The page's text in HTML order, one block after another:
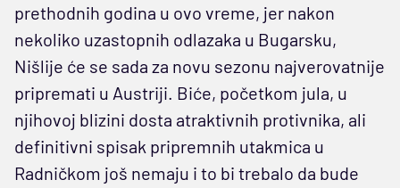
prethodnih godina u ovo vreme, jer nakon
nekoliko uzastopnih odlazaka u Bugarsku,
Nišlije će se sada za novu sezonu najverovatnije
pripremati u Austriji. Biće, početkom jula, u
njihovoj blizini dosta atraktivnih protivnika, ali
definitivni spisak pripremnih utakmica u
Radničkom još nemaju i to bi trebalo da bude